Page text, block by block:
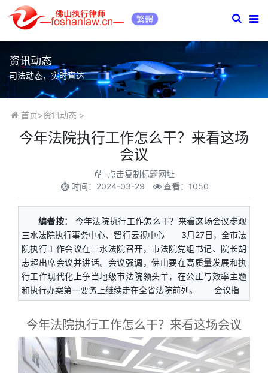
繁體
资讯动态
司法动态，实时直达
首页>资讯动态>
今年法院执行工作怎么干？来看这场
会议
点击复制标题网址
时间： 2024-03-29 查看：1050
编者按：
今年法院执行工作怎么干？来看这场会议参观
三水法院执行事务中心、智行云视中心 3月27日，全市法
院执行工作会议在三水法院召开，市法院党组书记、院长胡
志超出席会议并讲话。会议强调，佛山要在高质量发展和执
行工作现代化上争当地级市法院领头羊，在公正与效率主题
和执行办案第一要务上继续走在全省法院前列。 会议指
今年法院执行工作怎么干？来看这场会议